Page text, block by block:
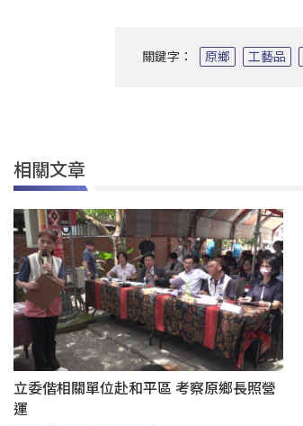
關鍵字： 原鄉 工藝品
相關文章
立委偕相關單位赴和平區 考察原鄉長照營
運